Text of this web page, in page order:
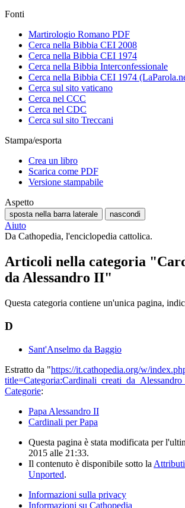
Fonti
Martirologio Romano PDF
Cerca nella Bibbia CEI 2008
Cerca nella Bibbia CEI 1974
Cerca nella Bibbia Interconfessionale
Cerca nella Bibbia CEI 1974
Cerca sul sito vaticano
Cerca nel CCC
Cerca nel CDC
Cerca sul sito Treccani
Stampa/esporta
Crea un libro
Scarica come PDF
Versione stampabile
Aspetto
sposta nella barra laterale nascondi
Aiuto
Da Cathopedia, l'enciclopedia cattolica.
Articoli nella categoria
da Alessandro II"
Questa categoria contiene un'unica pagina,
D
Sant'Anselmo da Baggio
Estratto da "https://it.cathopedia.org/w/
Categorie:
Papa Alessandro II
Cardinali per Papa
Questa pagina è stata modificata per
2015 alle 21:33.
Il contenuto è disponibile sotto la
Unported.
Informazioni sulla privacy
Informazioni su Cathopedia